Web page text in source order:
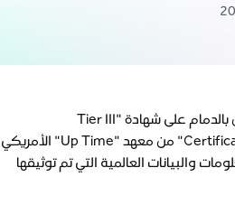
حصد مركز معلومات بنك الرياض بالدمام على شهادة "Tier III
Certification of Constructed Facility" من معهد "Up Time" الأمريكي
والبيانات العالمية التي تم توثيقها